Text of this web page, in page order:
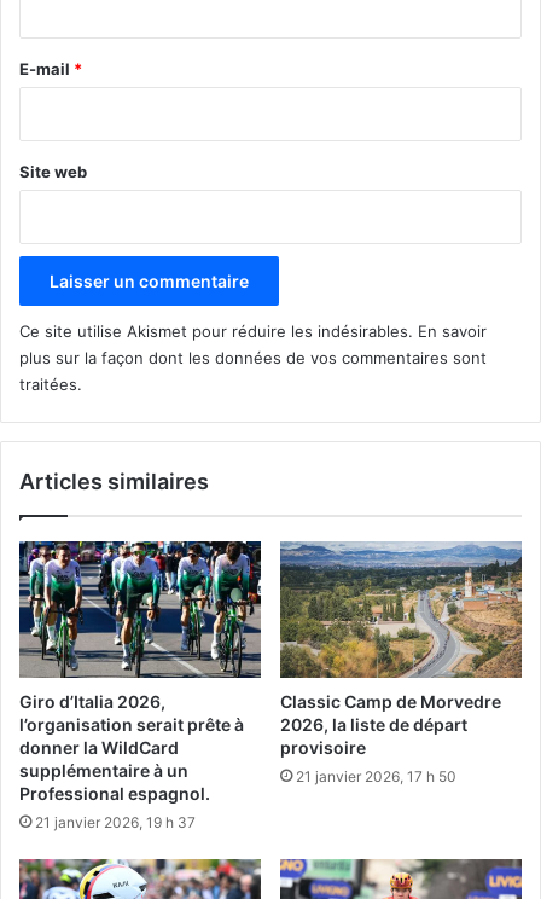
e
E-mail *
Site web
Ce site utilise Akismet pour réduire les indésirables. En savoir
plus sur la façon dont les données de vos commentaires sont
traitées.
Articles similaires
Giro d’Italia 2026,
l’organisation serait prête à
donner la WildCard
supplémentaire à un
Professional espagnol.
21 janvier 2026, 19 h 37
Classic Camp de Morvedre
2026, la liste de départ
provisoire
21 janvier 2026, 17 h 50